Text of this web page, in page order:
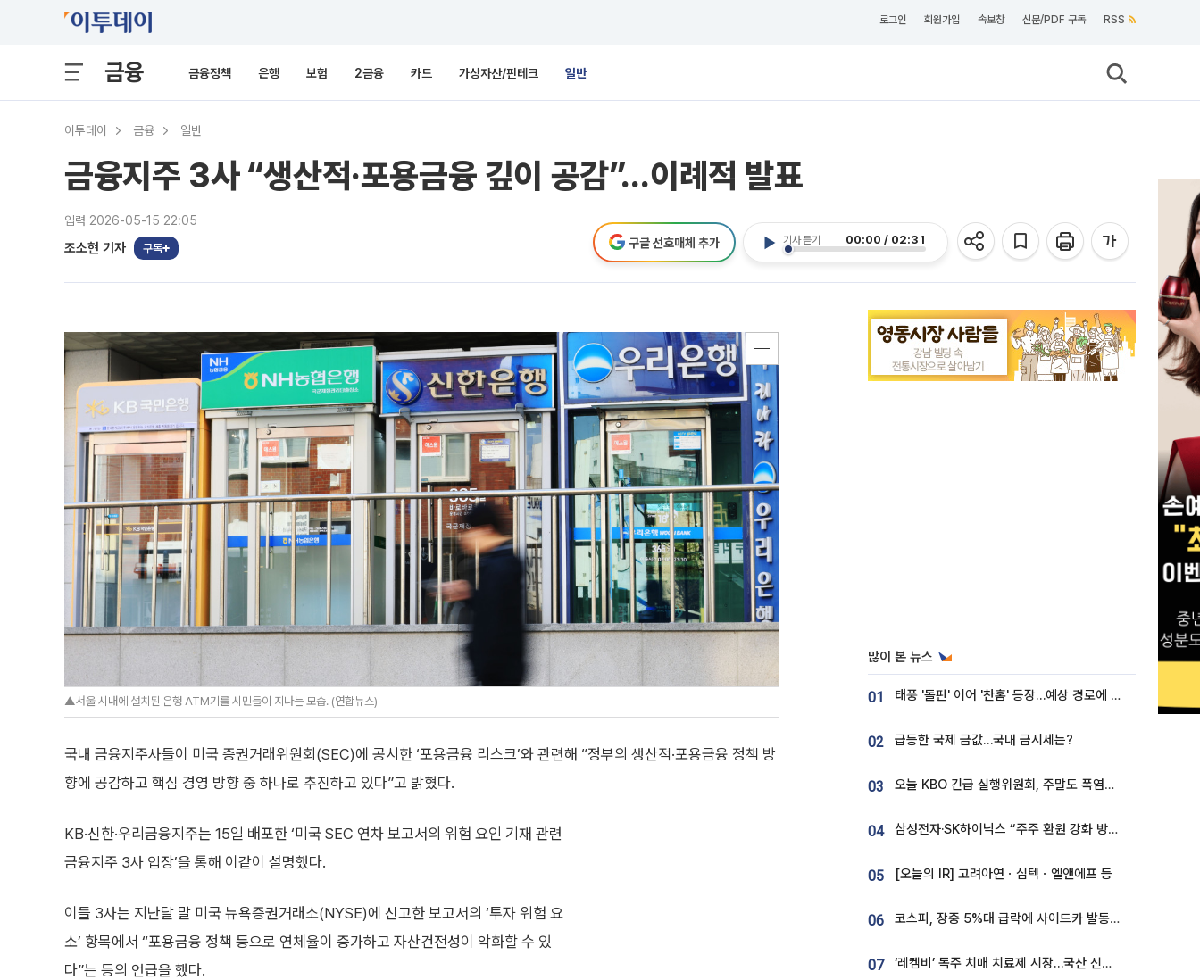
로그인 회원가입 속보창 신문/PDF 구독 RSS
금융 금융정책 은행 보험 2금융 카드 가상자산/핀테크 일반
이투데이 금융 일반
금융지주 3사 “생산적·포용금융 깊이 공감”…이례적 발표
입력 2026-05-15 22:05
조소현 기자 구독
기사 듣기 00:00 / 02:31
구글 선호매체 추가
▲서울 시내에 설치된 은행 ATM기를 시민들이 지나는 모습. (연합뉴스)
국내 금융지주사들이 미국 증권거래위원회(SEC)에 공시한 ‘포용금융 리스크’와 관련해 “정부의 생산적·포용금융 정책 방
향에 공감하고 핵심 경영 방향 중 하나로 추진하고 있다”고 밝혔다.
KB·신한·우리금융지주는 15일 배포한 ‘미국 SEC 연차 보고서의 위험 요인 기재 관련
금융지주 3사 입장’을 통해 이같이 설명했다.
이들 3사는 지난달 말 미국 뉴욕증권거래소(NYSE)에 신고한 보고서의 ‘투자 위험 요
소’ 항목에서 “포용금융 정책 등으로 연체율이 증가하고 자산건전성이 악화할 수 있
다”는 등의 언급을 했다.
많이 본 뉴스
01 태풍 '돌핀' 이어 '찬홈' 등장…예상 경로에 한국 '한숨'
02 급등한 국제 금값…국내 금시세는?
03 오늘 KBO 긴급 실행위원회, 주말도 폭염취소 될까
04 삼성전자·SK하이닉스 “주주 환원 강화 방안 마련”
05 [오늘의 IR] 고려아연ㆍ심텍ㆍ엘앤에프 등
06 코스피, 장중 5%대 급락에 사이드카 발동…삼성·SK 동반 폭락
07 ‘레켐비’ 독주 치매 치료제 시장…국산 신약 등장하나